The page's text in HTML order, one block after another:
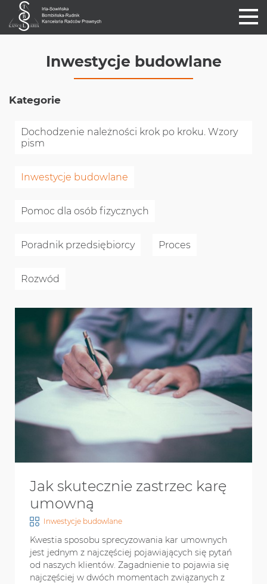
Inwestycje budowlane
Jak skutecznie zastrzec karę
umowną
Inwestycje budowlane
Kwestia sposobu sprecyzowania kar umownych
jest jednym z najczęściej pojawiających się pytań
od naszych klientów. Zagadnienie to pojawia się
najczęściej w dwóch momentach związanych z
Kategorie
Dochodzenie należności krok po kroku. Wzory
pism
Inwestycje budowlane
Pomoc dla osób fizycznych
Poradnik przedsiębiorcy Proces
Rozwód